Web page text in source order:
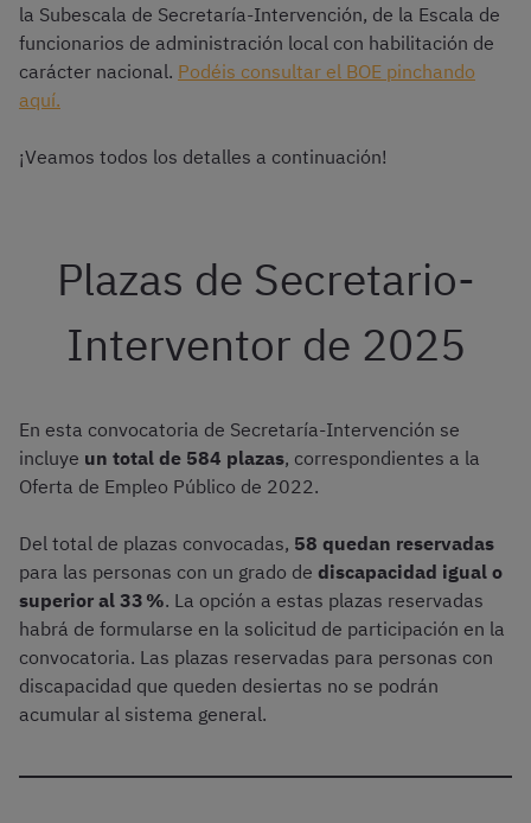
la Subescala de Secretaría-Intervención, de la Escala de
funcionarios de administración local con habilitación de
carácter nacional. Podéis consultar el BOE pinchando
aquí.
¡Veamos todos los detalles a continuación!
Plazas de Secretario-
Interventor de 2025
En esta convocatoria de Secretaría-Intervención se
incluye un total de 584 plazas, correspondientes a la
Oferta de Empleo Público de 2022.
Del total de plazas convocadas, 58 quedan reservadas
para las personas con un grado de discapacidad igual o
superior al 33 %. La opción a estas plazas reservadas
habrá de formularse en la solicitud de participación en la
convocatoria. Las plazas reservadas para personas con
discapacidad que queden desiertas no se podrán
acumular al sistema general.